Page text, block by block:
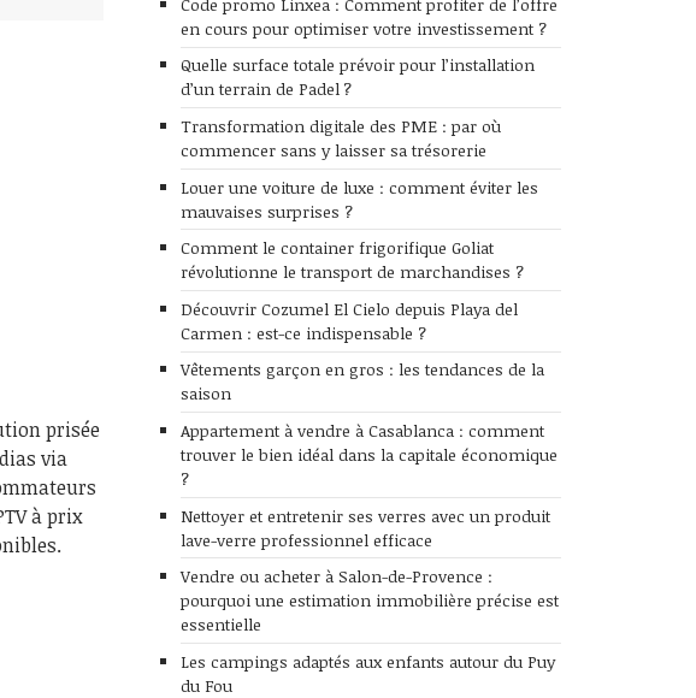
prisée
via
à prix
en cours pour optimiser votre investissement ?
Quelle surface totale prévoir pour l’installation
d’un terrain de Padel ?
Transformation digitale des PME : par où
commencer sans y laisser sa trésorerie
Louer une voiture de luxe : comment éviter les
mauvaises surprises ?
Comment le container frigorifique Goliat
révolutionne le transport de marchandises ?
Découvrir Cozumel El Cielo depuis Playa del
Carmen : est-ce indispensable ?
Vêtements garçon en gros : les tendances de la
saison
Appartement à vendre à Casablanca : comment
trouver le bien idéal dans la capitale économique
?
Nettoyer et entretenir ses verres avec un produit
lave-verre professionnel efficace
Vendre ou acheter à Salon-de-Provence :
pourquoi une estimation immobilière précise est
essentielle
Les campings adaptés aux enfants autour du Puy
du Fou